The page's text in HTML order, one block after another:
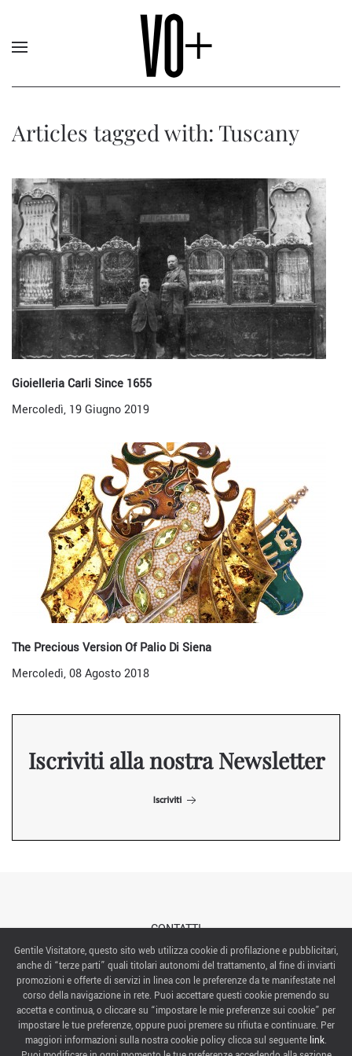
Articles tagged with: Tuscany
Gioielleria Carli Since 1655
Mercoledì, 19 Giugno 2019
The Precious Version Of Palio Di Siena
Mercoledì, 08 Agosto 2018
Iscriviti alla nostra Newsletter
Iscriviti
CONTATTI
ABOUT US
ITALIAN EXHIBITION GROUP SpA All rights reserved
Via Emilia 155, 47921 Rimini,
CF/PI 00139440408, Registro Imprese: Rimini P.I e n. Reg. Imprese 00139440408, Capitale Sociale
52.214.897 i.v.
Gentile Visitatore, questo sito web utilizza cookie di profilazione e pubblicitari,
anche di “terze parti” quali titolari autonomi del trattamento, al fine di inviarti
promozioni e offerte di servizi in linea con le preferenze da te manifestate nel
corso della navigazione in rete. Puoi accettare questi cookie premendo su
accetta e continua, o cliccare su “impostare le mie preferenze sui cookie” per
impostare le tue preferenze, oppure puoi premere su rifiuta e continuare. Per
maggiori informazioni sulla nostra cookie policy clicca sul seguente link.